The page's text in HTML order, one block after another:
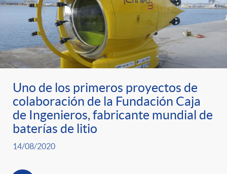
Uno de los primeros proyectos de
colaboración de la Fundación Caja
de Ingenieros, fabricante mundial de
baterías de litio
14/08/2020